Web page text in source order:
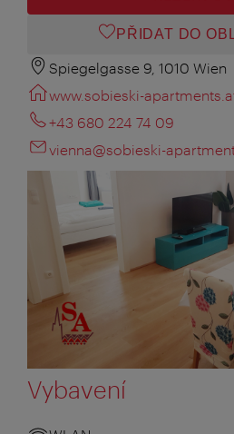
PŘIDAT DO
Spiegelgasse 9, 1010 Wien
www.sobieski-
+43 680 224 74 09
vienna@sobieski-
Vybavení